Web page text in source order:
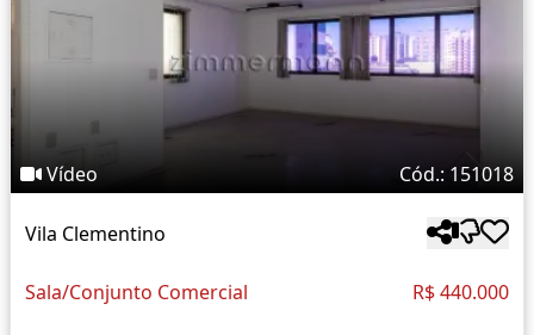
Vídeo Cód.: 151018
Vila Clementino
Sala/Conjunto Comercial R$ 440.000